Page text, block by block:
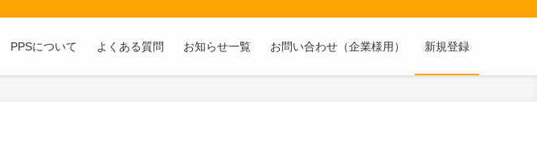
PPSについて よくある質問 お知らせ一覧 お問い合わせ（企業様用） 新規登録